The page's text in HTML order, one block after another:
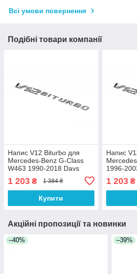
Всі умови повернення
Подібні товари компанії
Напис V12 Biturbo для
Mercedes-Benz G-Class
W463 1990-2018 Davs
1 203 ₴ 1 384 ₴
Купити
Напис
1996-
1 203₴
Акційні пропозиції та новинки
–40% –39%